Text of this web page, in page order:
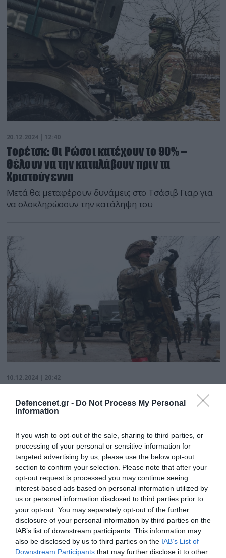
Defencenet.gr - Do Not Process My Personal
Information
If you wish to opt-out of the sale, sharing to third parties, or
processing of your personal or sensitive information for
targeted advertising by us, please use the below opt-out
section to confirm your selection. Please note that after your
opt-out request is processed you may continue seeing
interest-based ads based on personal information utilized by
us or personal information disclosed to third parties prior to
your opt-out. You may separately opt-out of the further
disclosure of your personal information by third parties on the
IAB’s list of downstream participants. This information may
also be disclosed by us to third parties on the IAB’s List of
Downstream Participants that may further disclose it to other
20.12.2024 | 12:40
Τορέτσκ: Οι Ρώσοι κατέχουν το 90% –
Θέλουν να την καταλάβουν πριν τα
Χριστούγεννα
Μετά θα μεταφέρουν δυνάμεις στο Τσάσιβ Γιαρ για
να ολοκληρώσουν την κατάληψη του
10.12.2024 | 20:42
καταλαμβάνουν εξοπλισμό δυτικής
προέλευσης των Ουκρανών στο Κουρσκ
(βίντεο)
Νωρίτερα, το ρωσικό ΥΠΑΜ εξέδωσε σχετική
αναφορά για τη στρατιωτική επιχείρηση που γίνεται
στην περιοχή του Κουρσκ